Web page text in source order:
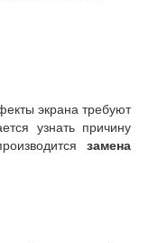
экрана требуют
узнать причину
замена